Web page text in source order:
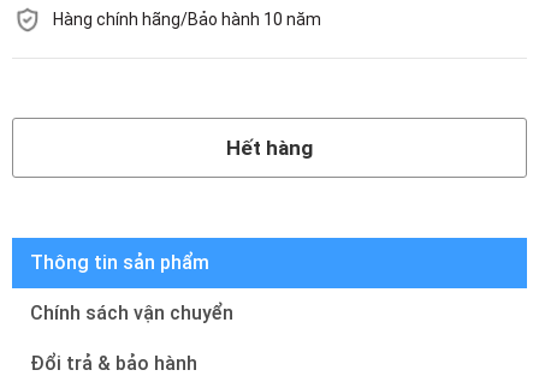
Hàng chính hãng/Bảo hành 10 năm
Hết hàng
Thông tin sản phẩm
Chính sách vận chuyển
Đổi trả & bảo hành